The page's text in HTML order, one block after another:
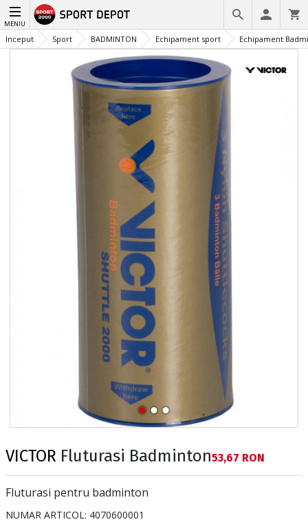
MENIU
Inceput Sport BADMINTON Echipament sport Echipament
VICTOR Fluturasi BadmintonТекуща цена:
53,67 RON
Fluturasi pentru badminton
NUMAR ARTICOL: 4070600001